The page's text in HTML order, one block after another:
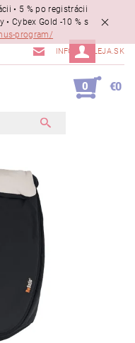
• 5 % po registrácii
Cybex Gold -10 % s
program/
INFO@MALEJA.SK
0 €0